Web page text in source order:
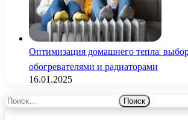
Оптимизация домашнего тепла:
обогревателями и радиаторами
16.01.2025
Найти: